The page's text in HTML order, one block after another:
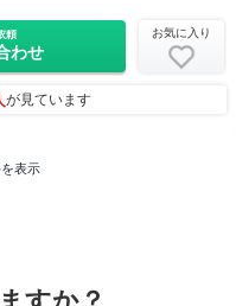
頼
わせ
お気に入り
が見ています
表示